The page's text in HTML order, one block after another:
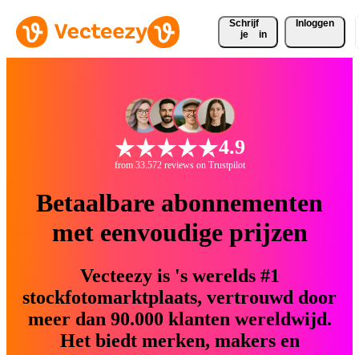
Schrijf
je
in
Inloggen
4.9
from 33.572 reviews on Trustpilot
Betaalbare abonnementen
met eenvoudige prijzen
Vecteezy is 's werelds #1
stockfotomarktplaats, vertrouwd door
meer dan 90.000 klanten wereldwijd.
Het biedt merken, makers en